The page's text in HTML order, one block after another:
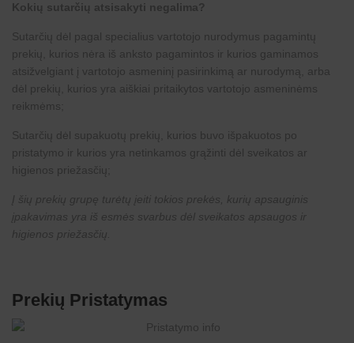
Kokių sutarčių atsisakyti negalima?
Sutarčių dėl pagal specialius vartotojo nurodymus pagamintų
prekių, kurios nėra iš anksto pagamintos ir kurios gaminamos
atsižvelgiant į vartotojo asmeninį pasirinkimą ar nurodymą, arba
dėl prekių, kurios yra aiškiai pritaikytos vartotojo asmeninėms
reikmėms;
Sutarčių dėl supakuotų prekių, kurios buvo išpakuotos po
pristatymo ir kurios yra netinkamos grąžinti dėl sveikatos ar
higienos priežasčių;
Į šių prekių grupę turėtų įeiti tokios prekės, kurių apsauginis
įpakavimas yra iš esmės svarbus dėl sveikatos apsaugos ir
higienos priežasčių.
Prekių Pristatymas